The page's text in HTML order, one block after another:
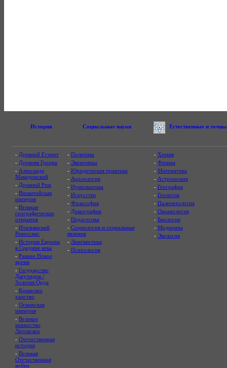
История Социальные науки Естественные и
- Древний Египет
- Древняя Греция
- Александр
Македонский
- Древний Рим
- Византийская
империя
- Великие
географические
открытия
- Итальянский
Ренессанс
- История Европы
в Средние века
- Раннее Новое
время
- Государство
Джучидов /
Золотая Орда
- Крымское
ханство
- Османская
империя
- Великое
княжество
Литовское
- Отечественная
история
- Великая
Отечественная
война
- Политика
- Экономика
- Юридическая практика
- Археология
- Нумизматика
- Искусство
- Философия
- Демография
- Педагогика
- Социология и социальные
явления
- Лингвистика
- Психология
- Химия
- Физика
- Математика
- Астрономия
- География
- Геология
- Палеонтология
- Океанология
- Биология
- Медицина
- Экология